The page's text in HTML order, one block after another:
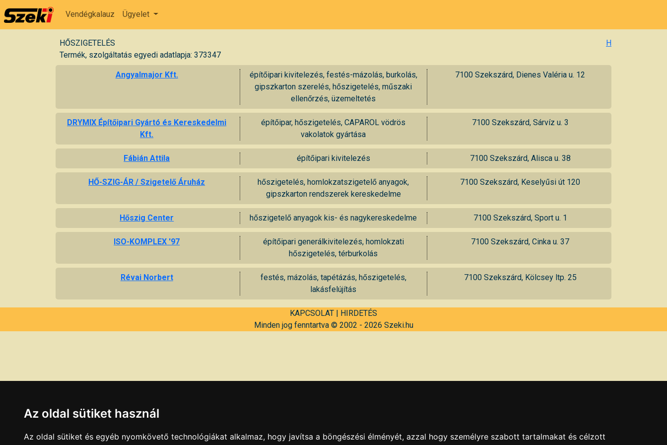
Vendégkalauz Ügyelet
HŐSZIGETELÉS
H
Termék, szolgáltatás egyedi adatlapja: 373347
Angyalmajor Kft.
építőipari kivitelezés, festés-mázolás, burkolás,
gipszkarton szerelés, hőszigetelés, műszaki
ellenőrzés, üzemeltetés
7100 Szekszárd, Dienes Valéria u. 12
DRYMIX Építőipari Gyártó és Kereskedelmi
Kft.
építőipar, hőszigetelés, CAPAROL vödrös
vakolatok gyártása
7100 Szekszárd, Sárvíz u. 3
Fábián Attila építőipari kivitelezés 7100 Szekszárd, Alisca u. 38
HŐ-SZIG-ÁR / Szigetelő Áruház
hőszigetelés, homlokzatszigetelő anyagok,
gipszkarton rendszerek kereskedelme
7100 Szekszárd, Keselyűsi út 120
Hőszig Center hőszigetelő anyagok kis- és nagykereskedelme 7100 Szekszárd, Sport u. 1
ISO-KOMPLEX '97
építőipari generálkivitelezés, homlokzati
hőszigetelés, térburkolás
7100 Szekszárd, Cinka u. 37
Révai Norbert
festés, mázolás, tapétázás, hőszigetelés,
lakásfelújítás
7100 Szekszárd, Kölcsey ltp. 25
KAPCSOLAT | HIRDETÉS
Minden jog fenntartva © 2002 - 2026 Szeki.hu
Az oldal sütiket használ
Az oldal sütiket és egyéb nyomkövető technológiákat alkalmaz, hogy javítsa a böngészési élményét, azzal hogy személyre szabott tartalmakat és célzott